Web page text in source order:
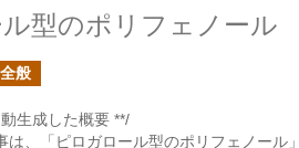
型のポリフェノール
般
生成した概要 **/
は、「ピロガロール型のポリフェノール